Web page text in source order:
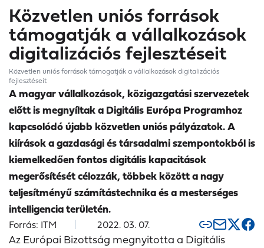
Közvetlen uniós források
támogatják a vállalkozások
digitalizációs fejlesztéseit
Közvetlen uniós források támogatják a vállalkozások digitalizációs
fejlesztéseit
A magyar vállalkozások, közigazgatási szervezetek
előtt is megnyíltak a Digitális Európa Programhoz
kapcsolódó újabb közvetlen uniós pályázatok. A
kiírások a gazdasági és társadalmi szempontokból is
kiemelkedően fontos digitális kapacitások
megerősítését célozzák, többek között a nagy
teljesítményű számítástechnika és a mesterséges
intelligencia területén.
Forrás: ITM 2022. 03. 07.
Az Európai Bizottság megnyitotta a Digitális